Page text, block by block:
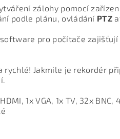
zálohy pomocí
podle plánu, ovládání PTZ
pro počítače
Jakmile je rekordér
1x VGA, 1x TV, 32x BNC,